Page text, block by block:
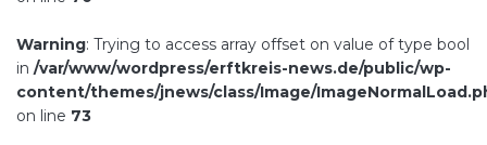
Warning: Trying to access array offset on value of type bool
in /var/www/wordpress/erftkreis-news.de/public/wp-
content/themes/jnews/class/Image/
on line 73